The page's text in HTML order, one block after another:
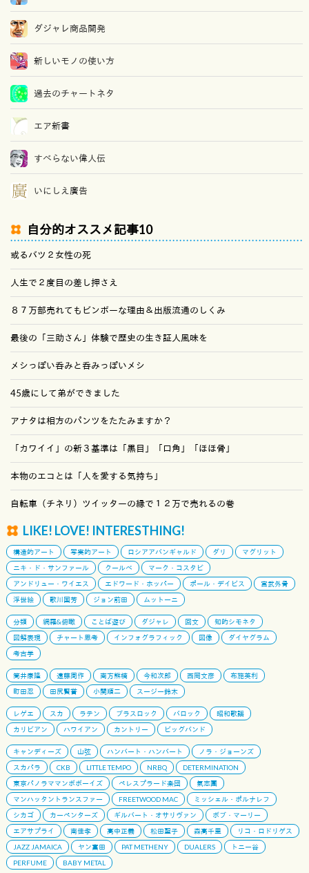
ダジャレ商品開発
新しいモノの使い方
過去のチャートネタ
エア新書
すべらない偉人伝
いにしえ廣告
自分的オススメ記事10
或るバツ２女性の死
人生で２度目の差し押さえ
８７万部売れてもビンボーな理由＆出版流通のしくみ
最後の「三助さん」体験で歴史の生き証人風味を
メシっぽい呑みと呑みっぽいメシ
45歳にして弟ができました
アナタは相方のパンツをたたみますか？
「カワイイ」の新３基準は「黒目」「口角」「ほほ骨」
本物のエコとは「人を愛する気持ち」
自転車（チネリ）ツイッターの縁で１２万で売れるの巻
LIKE! LOVE! INTERESTHING!
構造的アート 写実的アート ロシアアバンギャルド ダリ
マグリット
ニキ・ド・サンファール
クールベ
マーク・コスタビ
アンドリュー・ワイエス
エドワード・ホッパー ポール・デイビス
宮武外骨
浮世絵
歌川国芳 ジョン前田 ムットーニ
分類 網羅&俯瞰 ことば遊び ダジャレ 回文
知的シモネタ
図解表現
チャート思考 インフォグラフィック 図像
ダイヤグラム
考古学
筒井康隆 遠藤周作 南方熊楠 今和次郎 西岡文彦
布施英利
町田忍
田尻賢誉 小関順二 スージー鈴木
レゲエ スカ ラテン ブラスロック バロック
昭和歌謡
カリビアン
ハワイアン カントリー ビッグバンド
キャンディーズ 山弦 ハンバート・ハンバート
ノラ・ジョーンズ
スカパラ
CKB LITTLE TEMPO NRBQ
DETERMINATION
東京パノラママンボボーイズ
ペレスプラード楽団
氣志團
マンハッタントランスファー
FREETWOOD MAC
ミッシェル・ポルナレフ
シカゴ
カーペンターズ ギルバート・オサリヴァン
ボブ・マーリー
エアサプライ
南佳孝 高中正義 松田聖子 森高千里
リコ・ロドリゲス
JAZZ JAMAICA
ヤン富田 PAT METHENY DUALERS
トニー谷
PERFUME
BABY METAL